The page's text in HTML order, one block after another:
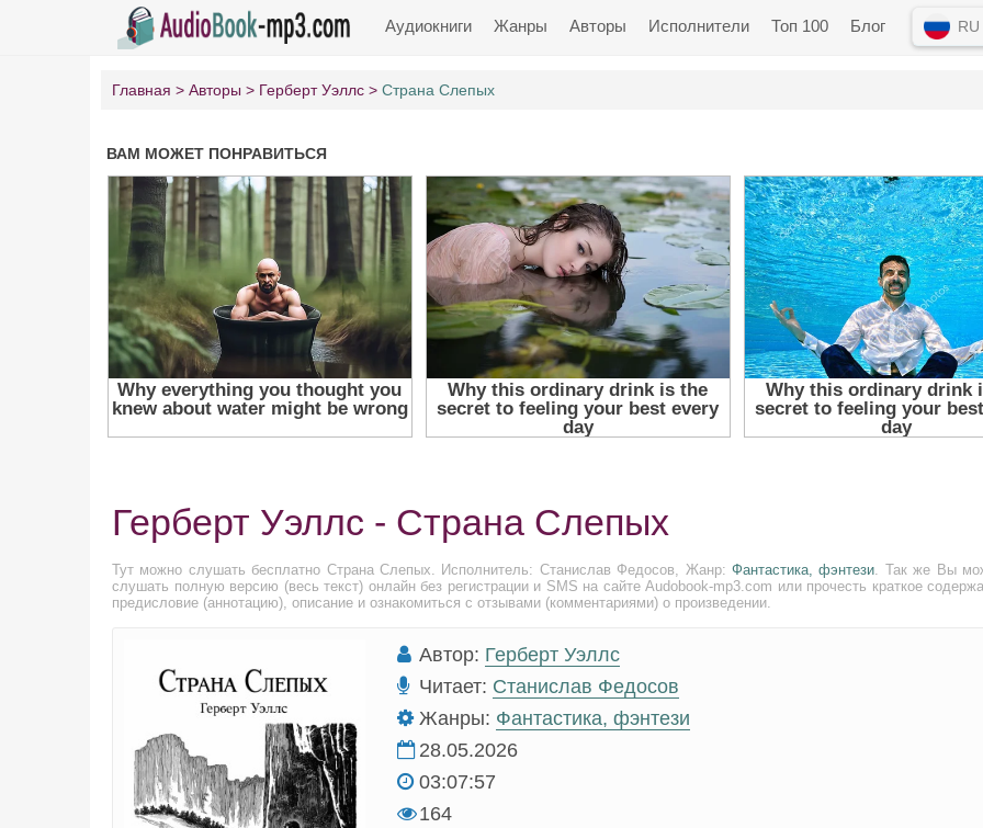
Аудиокниги Жанры Авторы Исполнители Топ 100 Блог RU
Главная Авторы Герберт Уэллс Страна Слепых
Герберт Уэллс - Страна Слепых
Тут можно слушать бесплатно Страна Слепых. Исполнитель: Станислав Федосов, Жанр: Фантастика, фэнтези. Так же Вы
слушать полную версию (весь текст) онлайн без регистрации и SMS на сайте Audobook-mp3.com или прочесть краткое
предисловие (аннотацию), описание и ознакомиться с отзывами (комментариями) о произведении.
Автор: Герберт Уэллс
Читает: Станислав Федосов
Жанры: Фантастика, фэнтези
28.05.2026
03:07:57
164